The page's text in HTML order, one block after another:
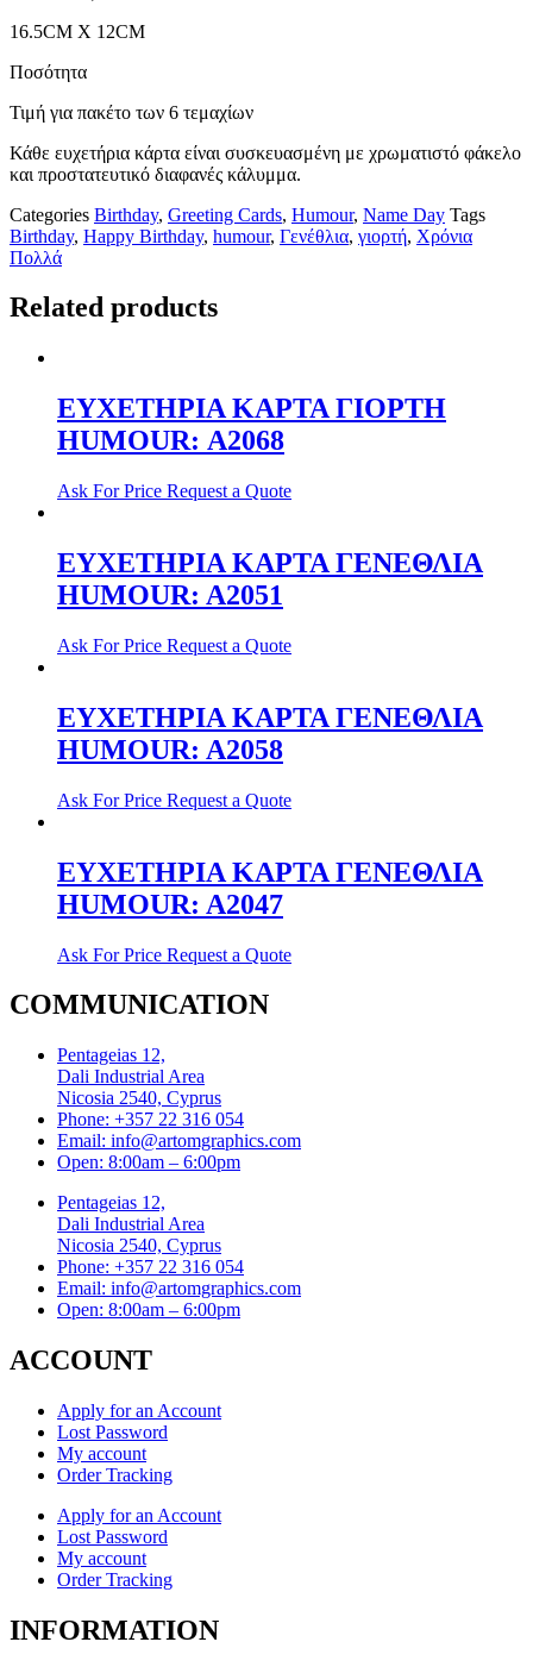
16.5CM X 12CM
Ποσότητα
Τιμή για πακέτο των 6 τεμαχίων
Κάθε ευχετήρια κάρτα είναι συσκευασμένη με χρωματιστό φάκελο
και προστατευτικό διαφανές κάλυμμα.
Categories Birthday, Greeting Cards, Humour, Name Day Tags
Birthday, Happy Birthday, humour, Γενέθλια, γιορτή, Χρόνια
Πολλά
Related products
ΕΥΧΕΤΗΡΙΑ ΚΑΡΤΑ ΓΙΟΡΤΗ
HUMOUR: Α2068
Ask For Price Request a Quote
ΕΥΧΕΤΗΡΙΑ ΚΑΡΤΑ ΓΕΝΕΘΛΙΑ
HUMOUR: A2051
Ask For Price Request a Quote
ΕΥΧΕΤΗΡΙΑ ΚΑΡΤΑ ΓΕΝΕΘΛΙΑ
HUMOUR: A2058
Ask For Price Request a Quote
ΕΥΧΕΤΗΡΙΑ ΚΑΡΤΑ ΓΕΝΕΘΛΙΑ
HUMOUR: A2047
Ask For Price Request a Quote
COMMUNICATION
Pentageias 12,
Dali Industrial Area
Nicosia 2540, Cyprus
Phone: +357 22 316 054
Email: info@artomgraphics.com
Open: 8:00am – 6:00pm
Pentageias 12,
Dali Industrial Area
Nicosia 2540, Cyprus
Phone: +357 22 316 054
Email: info@artomgraphics.com
Open: 8:00am – 6:00pm
ACCOUNT
Apply for an Account
Lost Password
My account
Order Tracking
Apply for an Account
Lost Password
My account
Order Tracking
INFORMATION